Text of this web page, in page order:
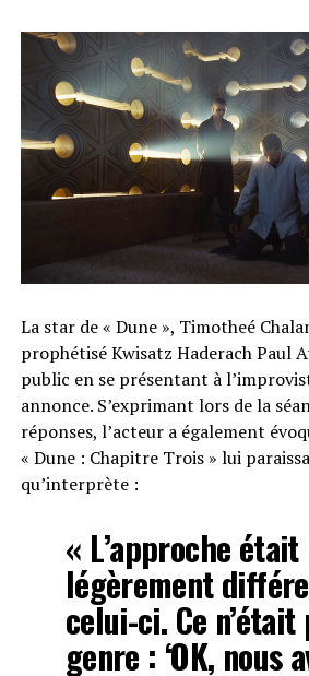
La star de « Dune », Timotheé
prophétisé Kwisatz Haderach Paul
public en se présentant à
annonce. S’exprimant lors de la
réponses, l’acteur a également
« Dune : Chapitre Trois » lui
qu’interprète :
« L’approche était
légèrement
celui-ci. Ce n’était
genre : ‘OK, nous